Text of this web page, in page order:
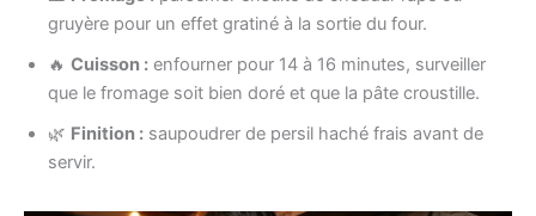
gruyère pour un effet gratiné à la sortie du four.
🔥 Cuisson : enfourner pour 14 à 16 minutes, surveiller
que le fromage soit bien doré et que la pâte croustille.
🌿 Finition : saupoudrer de persil haché frais avant de
servir.